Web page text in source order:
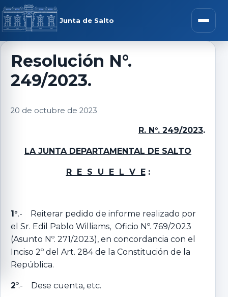
Saltar al contenido
Junta de Salto Abrir
menú
Resolución N°.
249/2023.
20 de octubre de 2023
R. N°. 249/2023.
LA JUNTA DEPARTAMENTAL DE SALTO
R E S U E L V E:
1°.- Reiterar pedido de informe realizado por
el Sr. Edil Pablo Williams, Oficio Nº. 769/2023
(Asunto Nº. 271/2023), en concordancia con el
Inciso 2º del Art. 284 de la Constitución de la
República.
2º.- Dese cuenta, etc.